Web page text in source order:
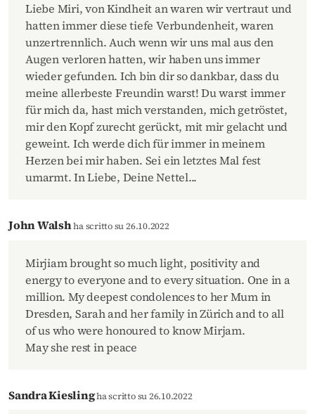
Liebe Miri, von Kindheit an waren wir vertraut und
hatten immer diese tiefe Verbundenheit, waren
unzertrennlich. Auch wenn wir uns mal aus den
Augen verloren hatten, wir haben uns immer
wieder gefunden. Ich bin dir so dankbar, dass du
meine allerbeste Freundin warst! Du warst immer
für mich da, hast mich verstanden, mich getröstet,
mir den Kopf zurecht gerückt, mit mir gelacht und
geweint. Ich werde dich für immer in meinem
Herzen bei mir haben. Sei ein letztes Mal fest
umarmt. In Liebe, Deine Nettel...
John Walshha scritto su 26.10.2022
Mirjiam brought so much light, positivity and
energy to everyone and to every situation. One in a
million. My deepest condolences to her Mum in
Dresden, Sarah and her family in Zürich and to all
of us who were honoured to know Mirjam.
May she rest in peace
Sandra Kieslingha scritto su 26.10.2022